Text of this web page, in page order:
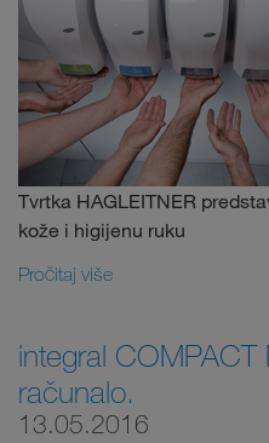
Tvrtka HAGLEITNER
kože i higijenu ruku
Pročitaj više
integral
računalo.
13.05.2016